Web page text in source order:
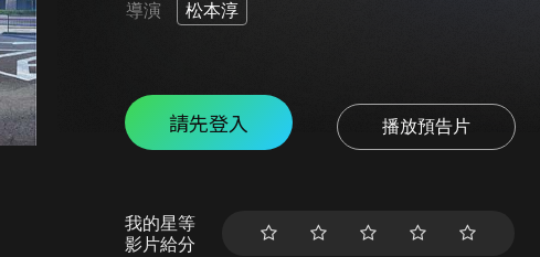
導演 松本淳
請先登入 播放預告片
我的星等
影片給分